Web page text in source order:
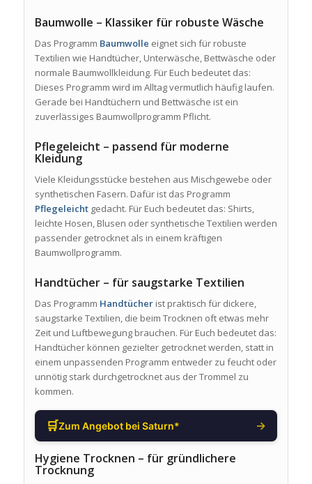
Baumwolle – Klassiker für robuste Wäsche
Das Programm Baumwolle eignet sich für robuste
Textilien wie Handtücher, Unterwäsche, Bettwäsche oder
normale Baumwollkleidung. Für Euch bedeutet das:
Dieses Programm wird im Alltag vermutlich häufig laufen.
Gerade bei Handtüchern und Bettwäsche ist ein
zuverlässiges Baumwollprogramm Pflicht.
Pflegeleicht – passend für moderne
Kleidung
Viele Kleidungsstücke bestehen aus Mischgewebe oder
synthetischen Fasern. Dafür ist das Programm
Pflegeleichtgedacht. Für Euch bedeutet das: Shirts,
leichte Hosen, Blusen oder synthetische Textilien werden
passender getrocknet als in einem kräftigen
Baumwollprogramm.
Handtücher – für saugstarke Textilien
Das Programm Handtücherist praktisch für dickere,
saugstarke Textilien, die beim Trocknen oft etwas mehr
Zeit und Luftbewegung brauchen. Für Euch bedeutet das:
Handtücher können gezielter getrocknet werden, statt in
einem unpassenden Programm entweder zu feucht oder
unnötig stark durchgetrocknet aus der Trommel zu
kommen.
🛒Zum Angebot bei Saturn* →
Hygiene Trocknen – für gründlichere
Trocknung